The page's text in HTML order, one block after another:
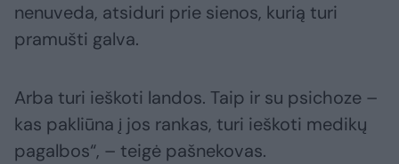
nenuveda, atsiduri prie sienos, kurią turi
pramušti galva.
Arba turi ieškoti landos. Taip ir su psichoze –
kas pakliūna į jos rankas, turi ieškoti medikų
pagalbos“, – teigė pašnekovas.